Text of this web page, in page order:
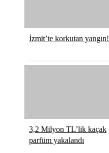
İzmit’te korkutan yangın!
3,2 Milyon TL’lik kaçak
parfüm yakalandı